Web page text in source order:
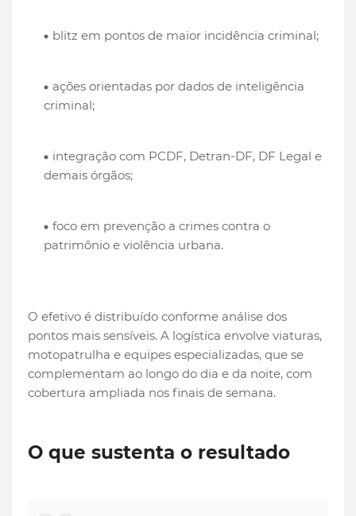
blitz em pontos de maior incidência criminal;
ações orientadas por dados de inteligência
criminal;
integração com PCDF, Detran-DF, DF Legal e
demais órgãos;
foco em prevenção a crimes contra o
patrimônio e violência urbana.
O efetivo é distribuído conforme análise dos
pontos mais sensíveis. A logística envolve viaturas,
motopatrulha e equipes especializadas, que se
complementam ao longo do dia e da noite, com
cobertura ampliada nos finais de semana.
O que sustenta o resultado